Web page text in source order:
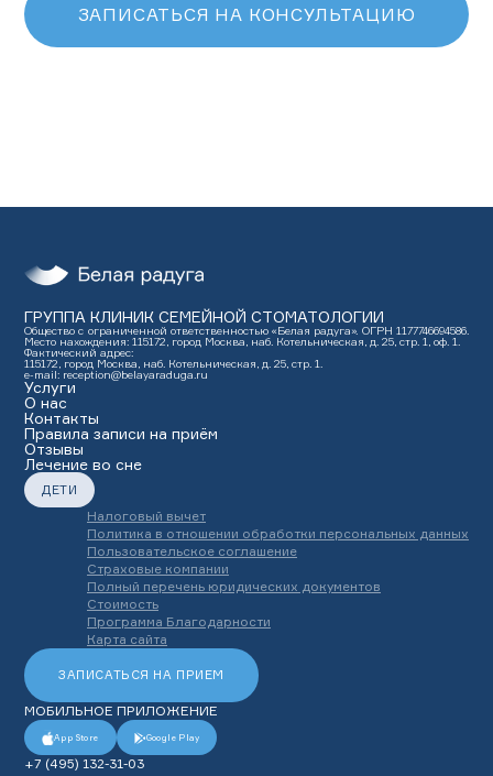
ЗАПИСАТЬСЯ НА КОНСУЛЬТАЦИЮ
ГРУППА КЛИНИК СЕМЕЙНОЙ СТОМАТОЛОГИИ
Общество с ограниченной ответственностью «Белая радуга». ОГРН 1177746694586.
Место нахождения: 115172, город Москва, наб. Котельническая, д. 25, стр. 1, оф. 1.
Фактический адрес:
115172, город Москва, наб. Котельническая, д. 25, стр. 1.
e-mail: reception@belayaraduga.ru
Услуги
О нас
Контакты
Правила записи на приём
Отзывы
Лечение во сне
ДЕТИ
Налоговый вычет
Политика в отношении обработки персональных данных
Пользовательское соглашение
Страховые компании
Полный перечень юридических документов
Стоимость
Программа Благодарности
Карта сайта
ЗАПИСАТЬСЯ НА ПРИЕМ
МОБИЛЬНОЕ ПРИЛОЖЕНИЕ
App Store Google Play
+7 (495) 132-31-03